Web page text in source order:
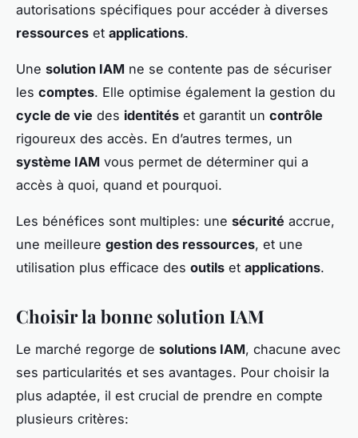
autorisations spécifiques pour accéder à diverses
ressources et applications.
Une solution IAM ne se contente pas de sécuriser
les comptes. Elle optimise également la gestion du
cycle de vie des identités et garantit un contrôle
rigoureux des accès. En d’autres termes, un
système IAM vous permet de déterminer qui a
accès à quoi, quand et pourquoi.
Les bénéfices sont multiples: une sécurité accrue,
une meilleure gestion des ressources, et une
utilisation plus efficace des outils et applications.
Choisir la bonne solution IAM
Le marché regorge de solutions IAM, chacune avec
ses particularités et ses avantages. Pour choisir la
plus adaptée, il est crucial de prendre en compte
plusieurs critères: